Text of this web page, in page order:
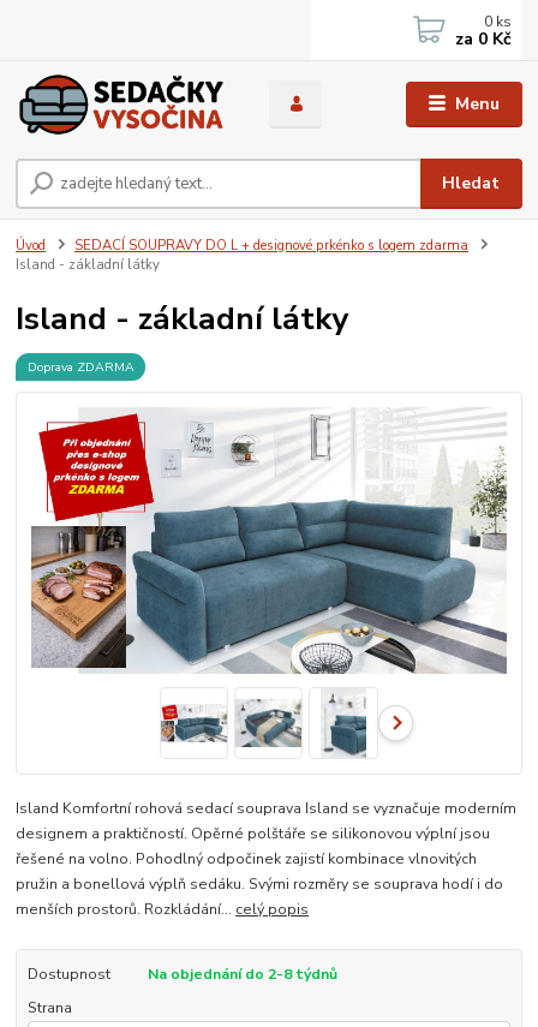
Menu
Hledat
0 ks
za 0 Kč
Úvod
SEDACÍ SOUPRAVY DO L + designové prkénko s logem zdarma
Island - základní látky
Island - základní látky
Doprava ZDARMA
Island Komfortní rohová sedací souprava Island se vyznačuje moderním
designem a praktičností. Opěrné polštáře se silikonovou výplní jsou
řešené na volno. Pohodlný odpočinek zajistí kombinace vlnovitých
pružin a bonellová výplň sedáku. Svými rozměry se souprava hodí i do
menších prostorů. Rozkládání... celý popis
Dostupnost
Na objednání do 2-8 týdnů
Strana